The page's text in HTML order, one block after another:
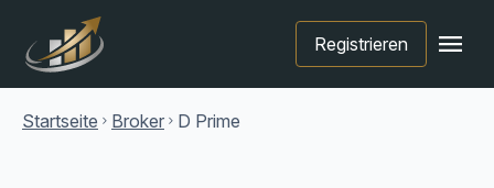
Registrieren menu
Startseite chevron_right Broker chevron_right D Prime